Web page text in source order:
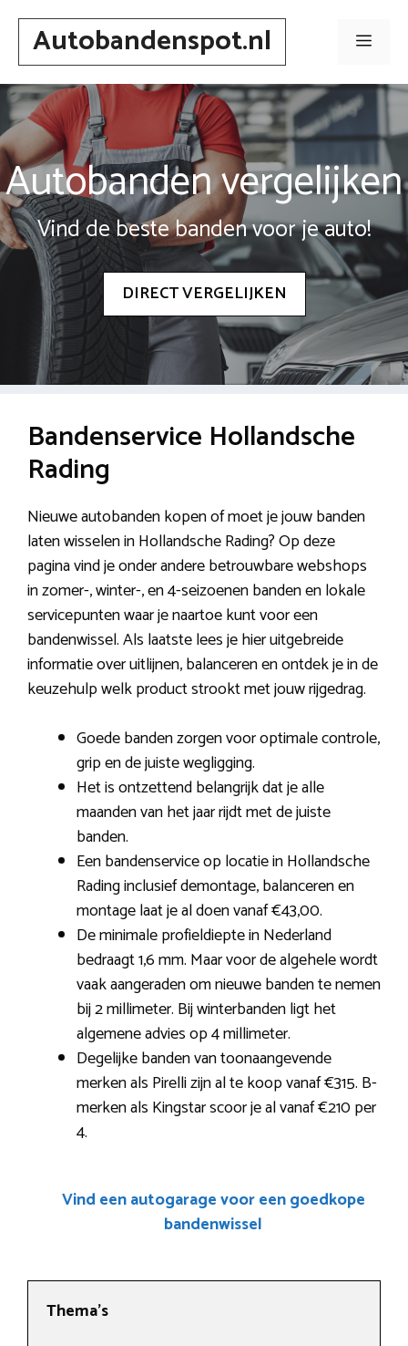
Spring
inhoudAutobandenspot.nl Menu
Autobanden vergelijken
Vind de beste banden voor je auto!
DIRECT VERGELIJKEN
Bandenservice Hollandsche
Rading
Nieuwe autobanden kopen of moet je jouw banden
laten wisselen in Hollandsche Rading? Op deze
pagina vind je onder andere betrouwbare webshops
in zomer-, winter-, en 4-seizoenen banden en lokale
servicepunten waar je naartoe kunt voor een
bandenwissel. Als laatste lees je hier uitgebreide
informatie over uitlijnen, balanceren en ontdek je in de
keuzehulp welk product strookt met jouw rijgedrag.
Goede banden zorgen voor optimale controle,
grip en de juiste wegligging.
Het is ontzettend belangrijk dat je alle
maanden van het jaar rijdt met de juiste
banden.
Een bandenservice op locatie in Hollandsche
Rading inclusief demontage, balanceren en
montage laat je al doen vanaf €43,00.
De minimale profieldiepte in Nederland
bedraagt 1,6 mm. Maar voor de algehele wordt
vaak aangeraden om nieuwe banden te nemen
bij 2 millimeter. Bij winterbanden ligt het
algemene advies op 4 millimeter.
Degelijke banden van toonaangevende
merken als Pirelli zijn al te koop vanaf €315. B-
merken als Kingstar scoor je al vanaf €210 per
4.
Vind een autogarage voor een goedkope
bandenwissel
Thema’s